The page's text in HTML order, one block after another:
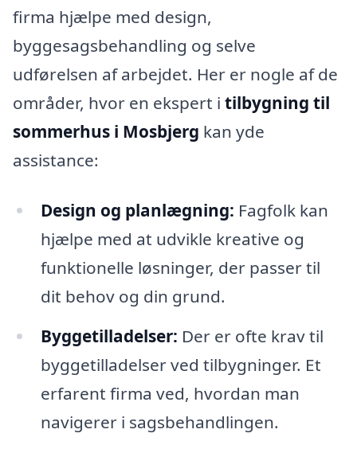
firma hjælpe med design,
byggesagsbehandling og selve
udførelsen af arbejdet. Her er nogle af de
områder, hvor en ekspert i tilbygning til
sommerhus i Mosbjerg kan yde
assistance:
Design og planlægning: Fagfolk kan
hjælpe med at udvikle kreative og
funktionelle løsninger, der passer til
dit behov og din grund.
Byggetilladelser: Der er ofte krav til
byggetilladelser ved tilbygninger. Et
erfarent firma ved, hvordan man
navigerer i sagsbehandlingen.